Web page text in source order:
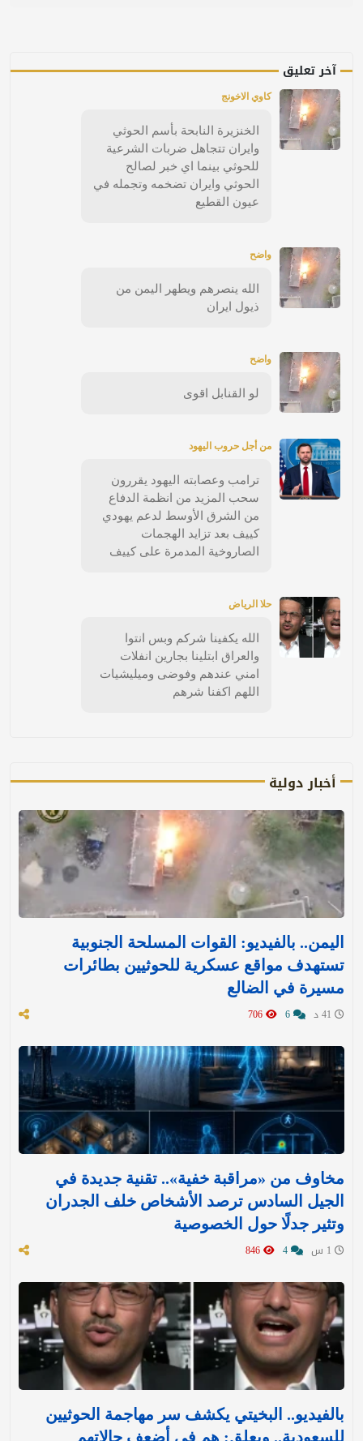
آخر تعليق
كاوي الاخونج
الخنزيرة النابحة بأسم الحوثي
وايران تتجاهل ضربات الشرعية
للحوثي بينما اي خبر لصالح
الحوثي وايران تضخمه وتجمله في
عيون القطيع
واضح
الله ينصرهم ويطهر اليمن من
ذيول ايران
واضح
لو القنابل اقوى
من أجل حروب اليهود
ترامب وعصابته اليهود يقررون
سحب المزيد من انظمة الدفاع
من الشرق الأوسط لدعم يهودي
كييف بعد تزايد الهجمات
الصاروخية المدمرة على كييف
حلا الرياض
الله يكفينا شركم وبس انتوا
والعراق ابتلينا بجارين انفلات
امني عندهم وفوضى وميليشيات
اللهم اكفنا شرهم
أخبار دولية
اليمن.. بالفيديو: القوات المسلحة الجنوبية
تستهدف مواقع عسكرية للحوثيين بطائرات
مسيرة في الضالع
مخاوف من «مراقبة خفية».. تقنية جديدة في
الجيل السادس ترصد الأشخاص خلف الجدران
وتثير جدلًا حول الخصوصية
بالفيديو.. البخيتي يكشف سر مهاجمة الحوثيين
للسعودية.. ويعلق: هم في أضعف حالاتهم